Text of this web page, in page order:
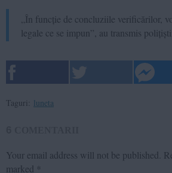
„În funcție de concluziile verificărilor,
legale ce se impun”, au transmis
Taguri: luneta
Your email address will not be published.
marked *